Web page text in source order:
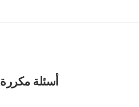
أسئلة مكررة